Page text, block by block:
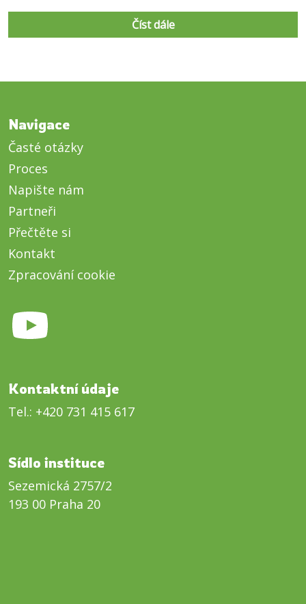
Číst dále
Navigace
Časté otázky
Proces
Napište nám
Partneři
Přečtěte si
Kontakt
Zpracování cookie
Kontaktní údaje
Tel.: +420 731 415 617
Sídlo instituce
Sezemická 2757/2
193 00 Praha 20